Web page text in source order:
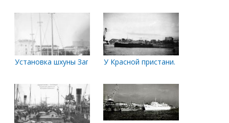
Установка шхуны Запад У Красной пристани. Конец 1950-х